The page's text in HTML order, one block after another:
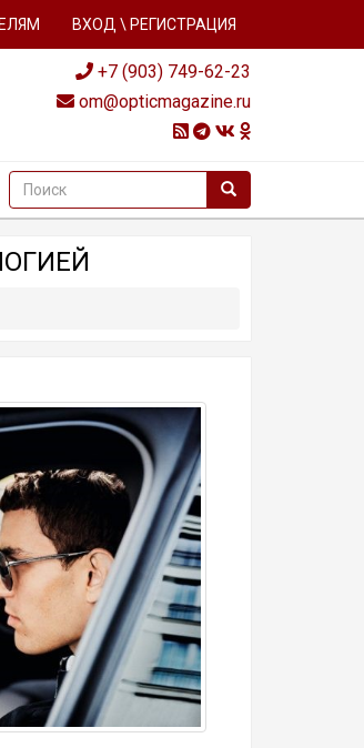
ВХОД \ РЕГИСТРАЦИЯ
+7 (903) 749-62-23
om@opticmagazine.ru